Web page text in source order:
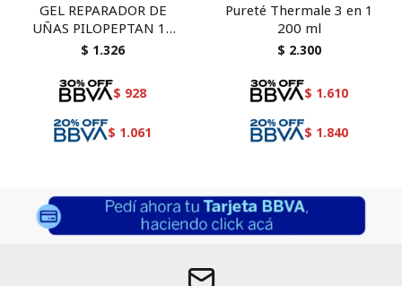
GEL REPARADOR DE
UÑAS PILOPEPTAN 10
ML
$ 1.326
$ 928
$ 1.061
Pureté Thermale 3 en 1
200 ml
$ 2.300
$ 1.610
$ 1.840